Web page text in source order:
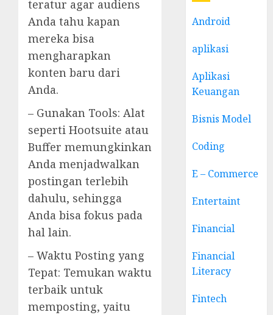
teratur agar audiens
Anda tahu kapan
mereka bisa
mengharapkan
konten baru dari
Anda.
– Gunakan Tools: Alat
seperti Hootsuite atau
Buffer memungkinkan
Anda menjadwalkan
postingan terlebih
dahulu, sehingga
Anda bisa fokus pada
hal lain.
– Waktu Posting yang
Tepat: Temukan waktu
terbaik untuk
memposting, yaitu
Android
aplikasi
Aplikasi
Keuangan
Bisnis Model
Coding
E – Commerce
Entertaint
Financial
Financial
Literacy
Fintech